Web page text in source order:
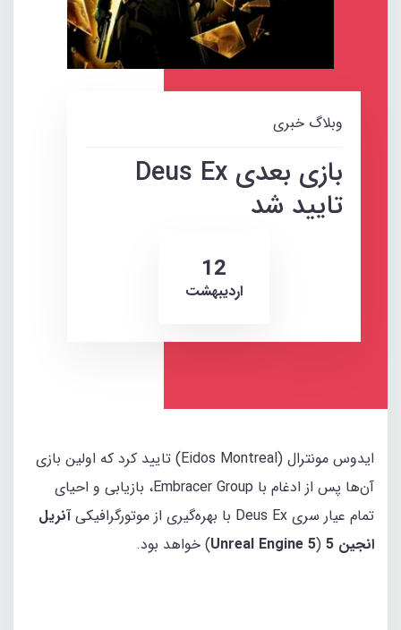
وبلاگ خبری
بازی بعدی Deus Ex
تایید شد
12
ارديبهشت
ایدوس مونترال (Eidos Montreal) تایید کرد که اولین بازی
آن‌ها پس از ادغام با Embracer Group، بازیابی و احیای
تمام عیار سری Deus Ex با بهره‌گیری از موتورگرافیکی
آنریل
انجین 5
(
Unreal Engine 5) خواهد بود.